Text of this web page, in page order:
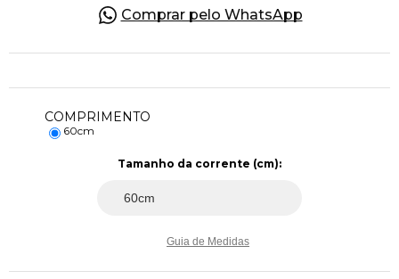
Comprar pelo WhatsApp
COMPRIMENTO
60cm
Tamanho da corrente (cm):
Guia de Medidas
Presente